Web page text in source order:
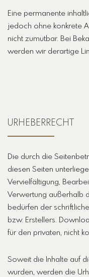
Eine permanente
jedoch ohne konkrete
nicht zumutbar. Bei
werden wir derartige
URHEBERRECHT
Die durch die
diesen Seiten
Vervielfältigung,
Verwertung außerhalb
bedürfen der
bzw. Erstellers.
für den privaten, nicht
Soweit die Inhalte auf
wurden, werden die